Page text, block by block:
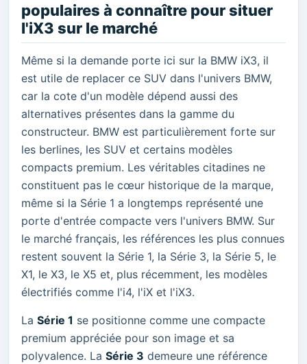
populaires à connaître pour situer
l'iX3 sur le marché
Même si la demande porte ici sur la BMW iX3, il
est utile de replacer ce SUV dans l'univers BMW,
car la cote d'un modèle dépend aussi des
alternatives présentes dans la gamme du
constructeur. BMW est particulièrement forte sur
les berlines, les SUV et certains modèles
compacts premium. Les véritables citadines ne
constituent pas le cœur historique de la marque,
même si la Série 1 a longtemps représenté une
porte d'entrée compacte vers l'univers BMW. Sur
le marché français, les références les plus connues
restent souvent la Série 1, la Série 3, la Série 5, le
X1, le X3, le X5 et, plus récemment, les modèles
électrifiés comme l'i4, l'iX et l'iX3.
La Série 1 se positionne comme une compacte
premium appréciée pour son image et sa
polyvalence. La Série 3 demeure une référence